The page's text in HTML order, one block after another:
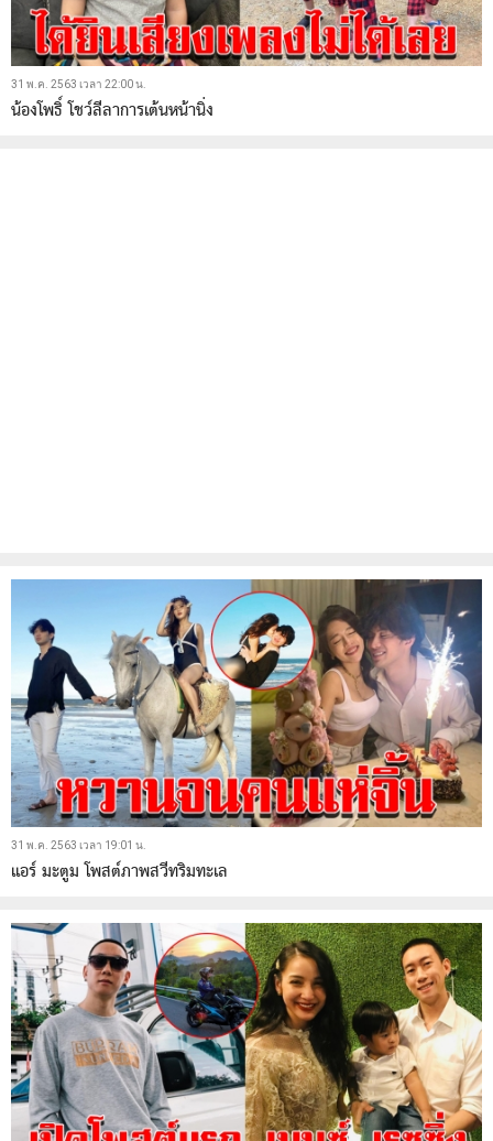
31 พ.ค. 2563 เวลา 22:00 น.
น้องโพธิ์ โชว์ลีลาการเต้นหน้านิ่ง
31 พ.ค. 2563 เวลา 19:01 น.
แอร์ มะตูม โพสต์ภาพสวีทริมทะเล